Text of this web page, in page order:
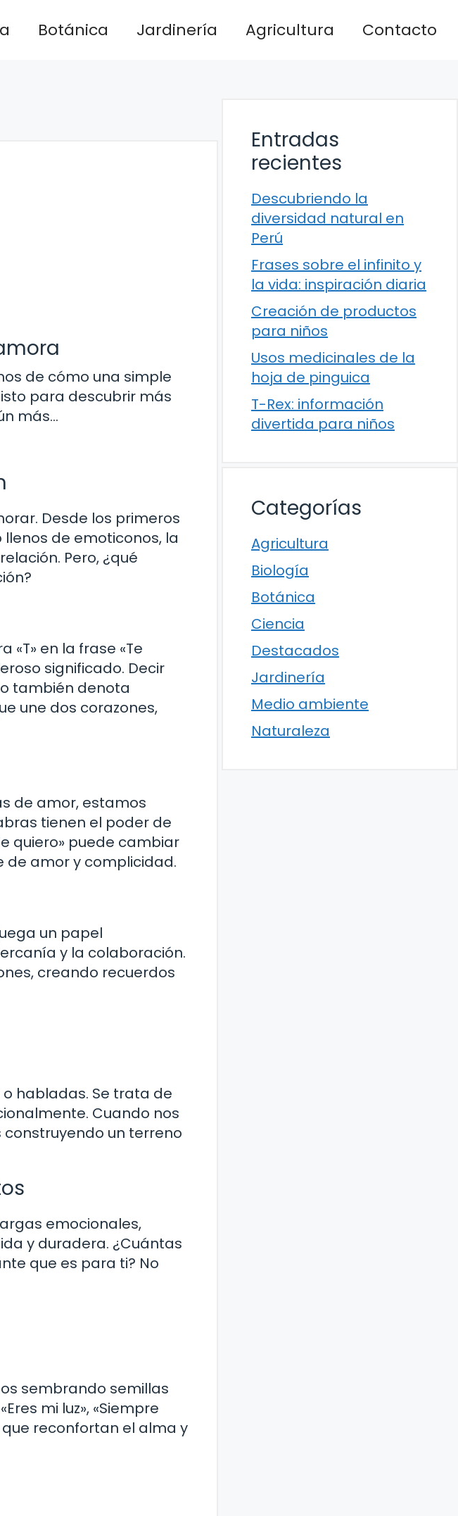
Botánica Jardinería Agricultura Contacto
de cómo una simple
para descubrir más
más…
Desde los primeros
de emoticonos, la
Pero, ¿qué
en la frase «Te
significado. Decir
también denota
une dos corazones,
de amor, estamos
tienen el poder de
quiero» puede cambiar
de amor y complicidad.
un papel
y la colaboración.
creando recuerdos
habladas. Se trata de
Cuando nos
un terreno
emocionales,
y duradera. ¿Cuántas
que es para ti? No
sembrando semillas
mi luz», «Siempre
que reconfortan el alma y
Entradas
recientes
Descubriendo la
diversidad natural en
Perú
Frases sobre el infinito y
la vida: inspiración diaria
Creación de productos
para niños
Usos medicinales de la
hoja de pinguica
T-Rex: información
divertida para niños
Categorías
Agricultura
Biología
Botánica
Ciencia
Destacados
Jardinería
Medio ambiente
Naturaleza